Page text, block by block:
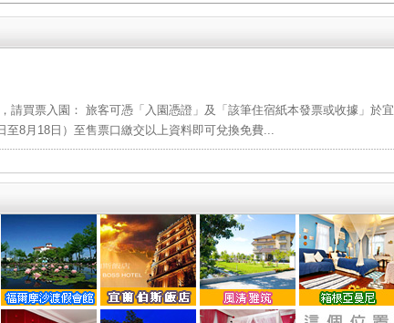
請買票入園： 旅客可憑「入園憑證」及「該筆住宿紙本發票或收據」於宜
至8月18日）至售票口繳交以上資料即可兌換免費...